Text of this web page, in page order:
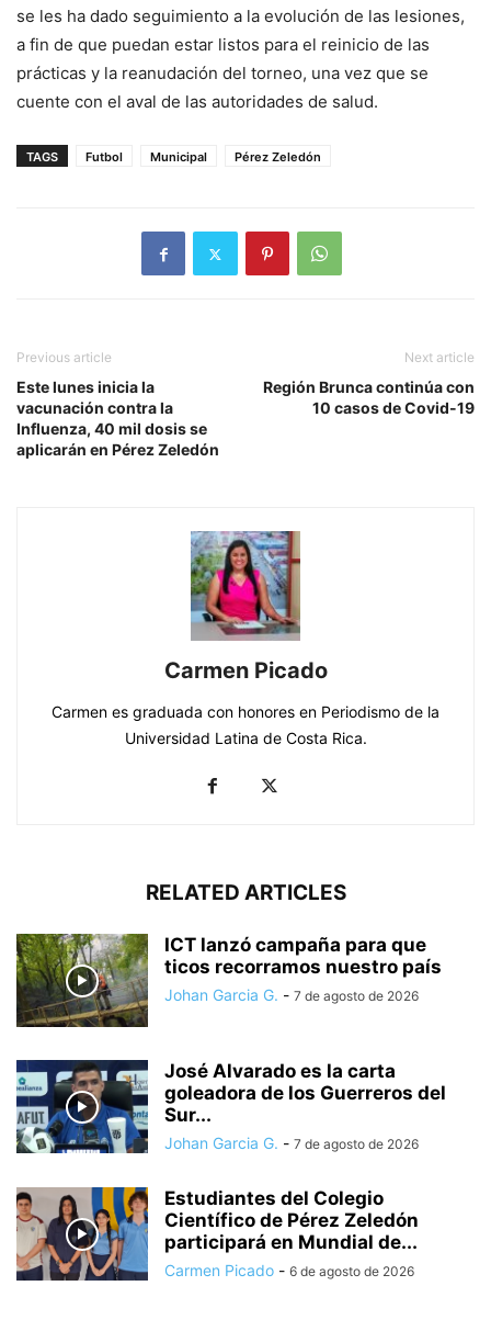
se les ha dado seguimiento a la evolución de las lesiones,
a fin de que puedan estar listos para el reinicio de las
prácticas y la reanudación del torneo, una vez que se
cuente con el aval de las autoridades de salud.
TAGS Futbol Municipal Pérez Zeledón
Previous article
Este lunes inicia la
vacunación contra la
Influenza, 40 mil dosis se
aplicarán en Pérez Zeledón
Next article
Región Brunca continúa con
10 casos de Covid-19
Carmen Picado
Carmen es graduada con honores en Periodismo de la
Universidad Latina de Costa Rica.
RELATED ARTICLES
ICT lanzó campaña para que
ticos recorramos nuestro país
Johan Garcia G. - 7 de agosto de 2026
José Alvarado es la carta
goleadora de los Guerreros del
Sur...
Johan Garcia G. - 7 de agosto de 2026
Estudiantes del Colegio
Científico de Pérez Zeledón
participará en Mundial de...
Carmen Picado - 6 de agosto de 2026